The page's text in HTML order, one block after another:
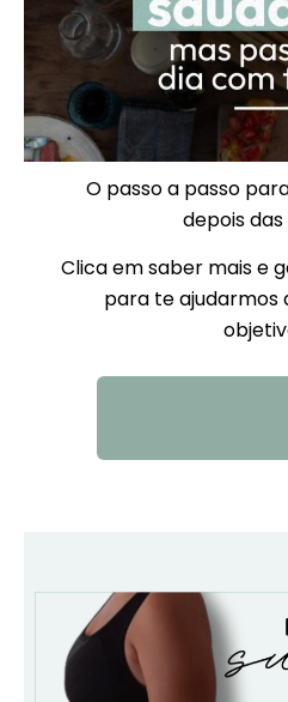
O passo a passo
depois
Clica em saber mais e
para te ajudarmos